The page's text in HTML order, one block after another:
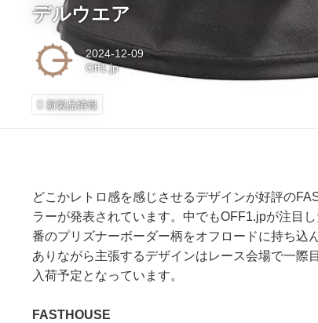
デルウエア
2024-12-09
Off1.jp
新製品情報
どこかレトロ感を感じさせるデザインが好評の
ラーが発表されています。中でもOFF1.jpが注目
番のプリズナーボーダー柄をオフロードに持ち込
ありながら主張するデザインはレース会場で一際
入荷予定となっています。
FASTHOUSE